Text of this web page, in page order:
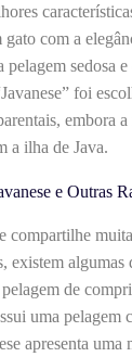
com a
pelagem sedosa
foi
embora
a ilha de Java.
e Outras
compartilhe
existem algumas
pelagem de
uma pelagem
apresenta uma